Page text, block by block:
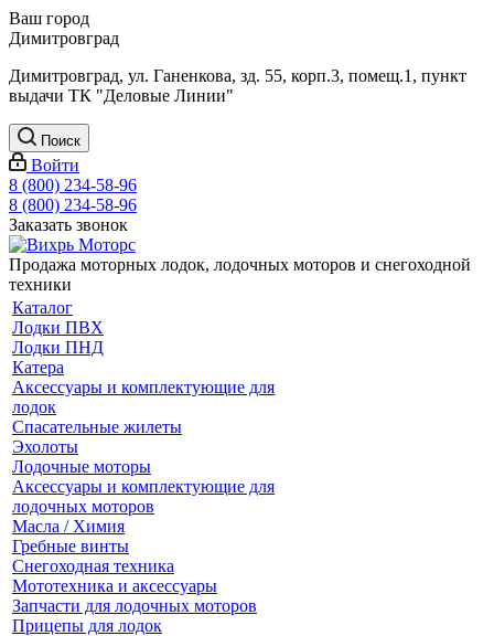
Ваш город
Димитровград
Димитровград, ул. Ганенкова, зд. 55, корп.3, помещ.1, пункт
выдачи ТК "Деловые Линии"
Поиск
Войти
8 (800) 234-58-96
8 (800) 234-58-96
Заказать звонок
Продажа моторных лодок, лодочных моторов и снегоходной
техники
Каталог
Лодки ПВХ
Лодки ПНД
Катера
Аксессуары и комплектующие для
лодок
Спасательные жилеты
Эхолоты
Лодочные моторы
Аксессуары и комплектующие для
лодочных моторов
Масла / Химия
Гребные винты
Снегоходная техника
Мототехника и аксессуары
Запчасти для лодочных моторов
Прицепы для лодок